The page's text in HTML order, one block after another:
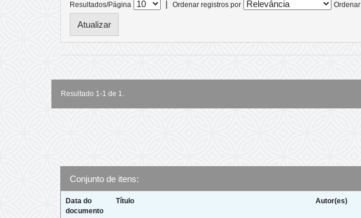
Resultados/Página | Ordenar registros por Ordenar
Resultado 1-1 de 1.
Conjunto de itens:
Data do
documento
Título Autor(es)